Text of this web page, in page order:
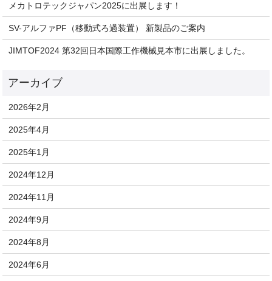
メカトロテックジャパン2025に出展します！
SV-アルファPF（移動式ろ過装置） 新製品のご案内
JIMTOF2024 第32回日本国際工作機械見本市に出展しました。
2026年2月
2025年4月
2025年1月
2024年12月
2024年11月
2024年9月
2024年8月
2024年6月